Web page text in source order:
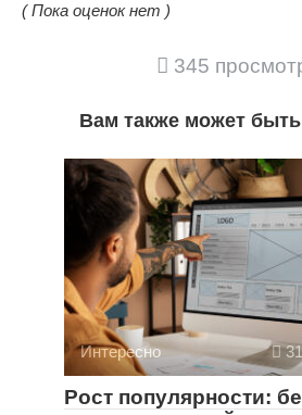
( Пока оценок нет )
345
Вам также может
Интересно
Рост популярности: